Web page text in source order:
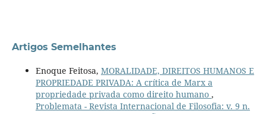
Artigos Semelhantes
Enoque Feitosa, MORALIDADE, DIREITOS HUMANOS E
PROPRIEDADE PRIVADA: A crítica de Marx a
propriedade privada como direito humano ,
Problemata - Revista Internacional de Filosofia: v. 9 n.